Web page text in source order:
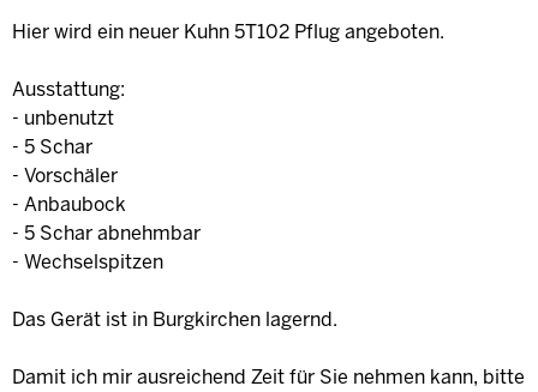
Hier wird ein neuer Kuhn 5T102 Pflug angeboten.
Ausstattung:
- unbenutzt
- 5 Schar
- Vorschäler
- Anbaubock
- 5 Schar abnehmbar
- Wechselspitzen
Das Gerät ist in Burgkirchen lagernd.
Damit ich mir ausreichend Zeit für Sie nehmen kann, bitte